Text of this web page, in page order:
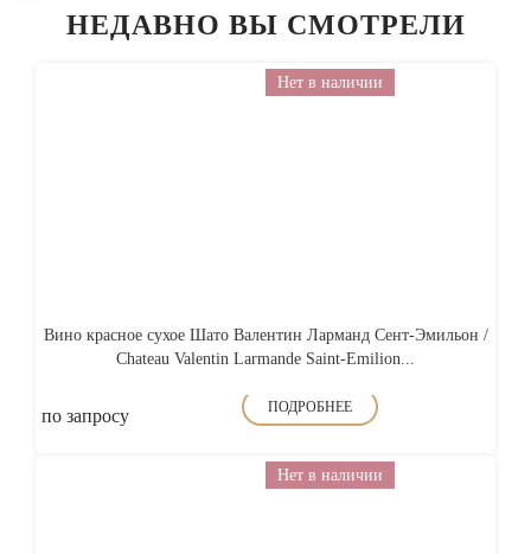
НЕДАВНО ВЫ СМОТРЕЛИ
Нет в наличии
Вино красное сухое Шато Валентин Ларманд Сент-Эмильон /
Chateau Valentin Larmande Saint-Emilion...
по запросу ПОДРОБНЕЕ
Нет в наличии